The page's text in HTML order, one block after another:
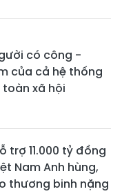
có công -
của cả hệ thống
xã hội
trợ 11.000 tỷ đồng
Nam Anh hùng,
thương binh nặng